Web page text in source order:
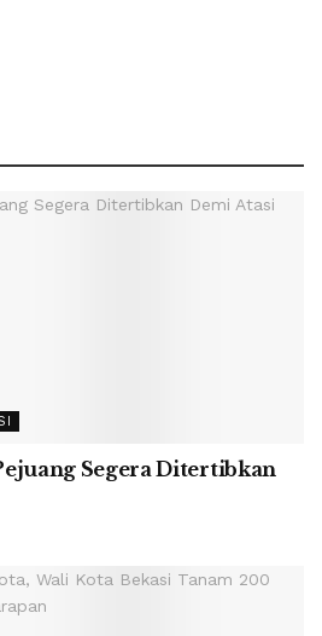
Segera Ditertibkan